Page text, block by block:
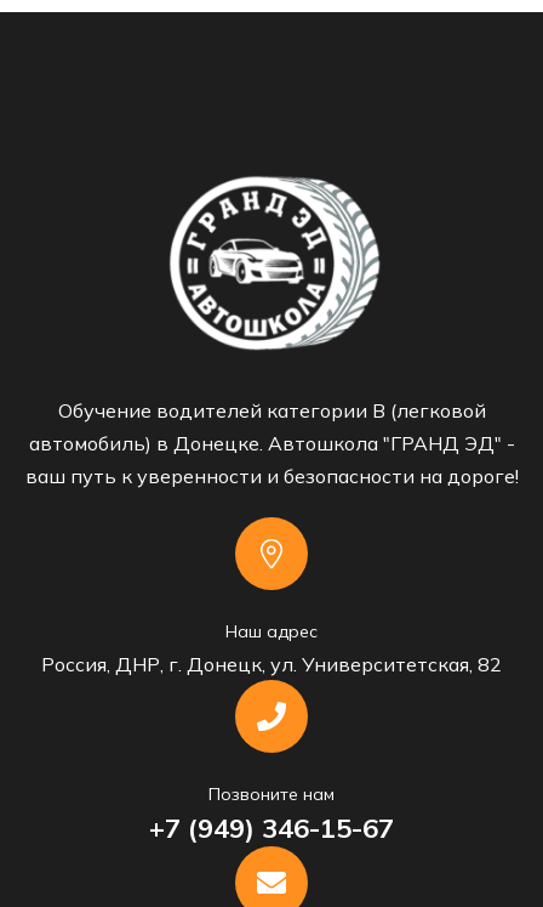
Обучение водителей категории B (легковой
автомобиль) в Донецке. Автошкола "ГРАНД ЭД" -
ваш путь к уверенности и безопасности на дороге!
Наш адрес
Россия, ДНР, г. Донецк, ул. Университетская, 82
Позвоните нам
+7 (949) 346-15-67